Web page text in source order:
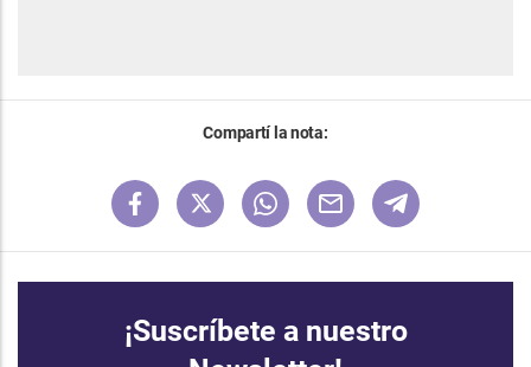
Compartí la nota:
¡Suscríbete a nuestro